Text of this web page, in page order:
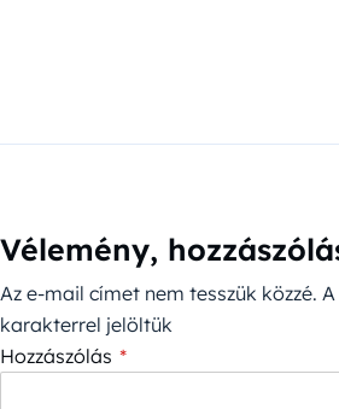
Vélemény,
Az e-mail címet nem tesszük közzé.
karakterrel jelöltük
Hozzászólás *